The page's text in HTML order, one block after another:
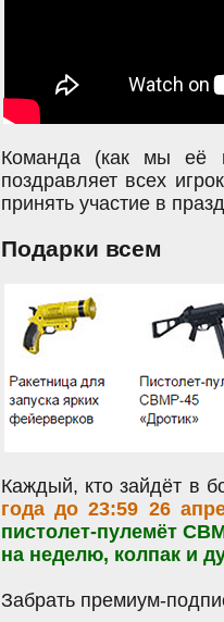
Команда (как мы её
поздравляет всех
принять участие в
Подарки всем
Каждый, кто зайдёт в
года до 23:59 26
пистолет-пулемёт
на неделю, колпак и
Забрать премиум-